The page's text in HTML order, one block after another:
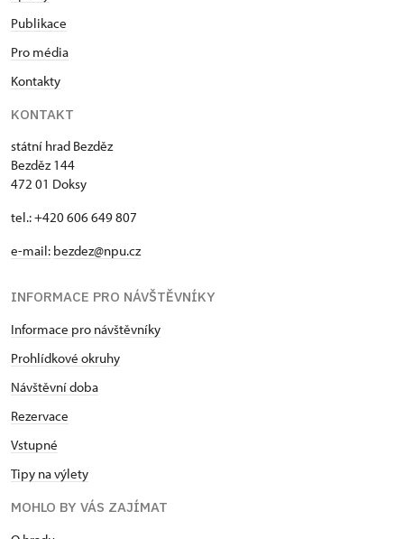
Publikace
Pro média
Kontakty
KONTAKT
státní hrad Bezděz
Bezděz 144
472 01 Doksy
tel.: +420 606 649 807
e-mail: bezdez@npu.cz
INFORMACE PRO NÁVŠTĚVNÍKY
Informace pro návštěvníky
Prohlídkové okruhy
Návštěvní doba
Rezervace
Vstupné
Tipy na výlety
MOHLO BY VÁS ZAJÍMAT